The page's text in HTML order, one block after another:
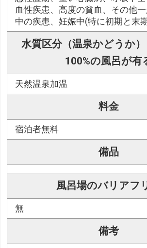
血性疾患、高度の貧血、その他
中の疾患、妊娠中(特に初期と末
水質区分（温泉かどうか
100%の風呂が有
天然温泉加温
料金
宿泊者無料
備品
風呂場のバリアフ
無
備考